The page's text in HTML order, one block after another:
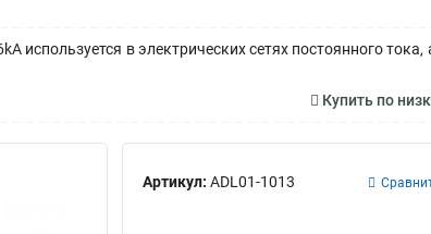
используется в электрических сетях постоянного
Купить по
Артикул: ADL01-1013